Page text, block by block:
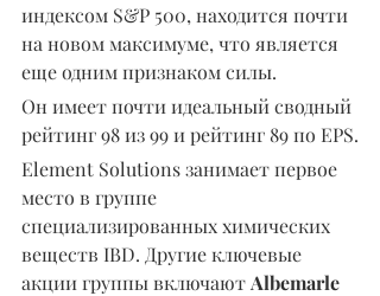
индексом S&P 500, находится почти
на новом максимуме, что является
еще одним признаком силы.
Он имеет почти идеальный сводный
рейтинг 98 из 99 и рейтинг 89 по EPS.
Element Solutions занимает первое
место в группе
специализированных химических
веществ IBD. Другие ключевые
акции группы включают Albemarle